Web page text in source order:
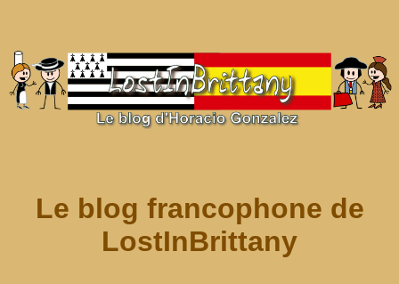
Le blog francophone de
LostInBrittany